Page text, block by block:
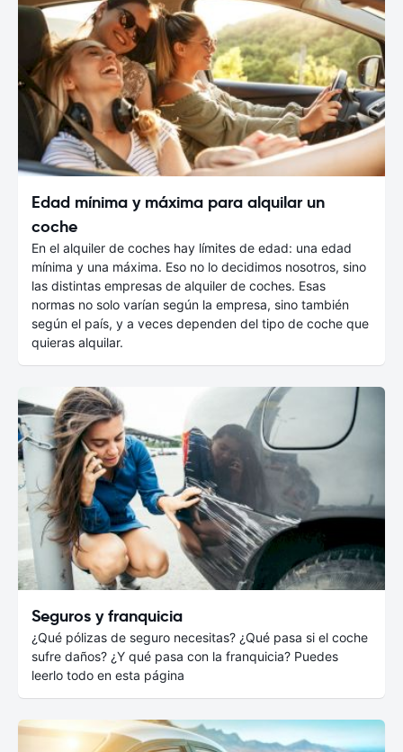
Edad mínima y máxima para alquilar un
coche
En el alquiler de coches hay límites de edad: una edad
mínima y una máxima. Eso no lo decidimos nosotros, sino
las distintas empresas de alquiler de coches. Esas
normas no solo varían según la empresa, sino también
según el país, y a veces dependen del tipo de coche que
quieras alquilar.
Seguros y franquicia
¿Qué pólizas de seguro necesitas? ¿Qué pasa si el coche
sufre daños? ¿Y qué pasa con la franquicia? Puedes
leerlo todo en esta página